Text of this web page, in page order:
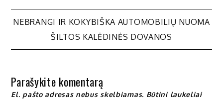
Navigacija
tarp
įrašų
NEBRANGI IR KOKYBIŠKA AUTOMOBILIŲ NUOMA
ŠILTOS KALĖDINĖS DOVANOS
Parašykite komentarą
El. pašto adresas nebus skelbiamas. Būtini laukeliai